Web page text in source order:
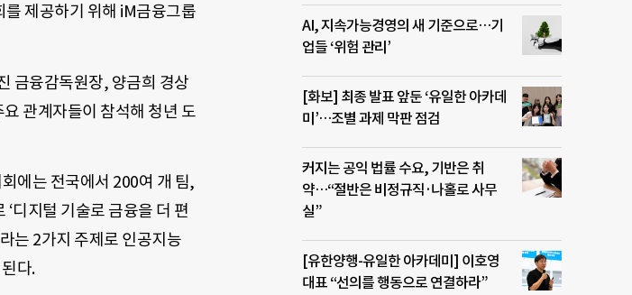
제공하기 위해 iM금융그룹
금융감독원장, 양금희 경상
관계자들이 참석해 청년 도
에는 전국에서 200여 개 팀,
디지털 기술로 금융을 더 편
는 2가지 주제로 인공지능
다.
AI, 지속가능경영의 새 기준으로…기
업들 ‘위험 관리’
[화보] 최종 발표 앞둔 ‘유일한 아카데
미’…조별 과제 막판 점검
커지는 공익 법률 수요, 기반은 취
약…“절반은 비정규직·나홀로 사무
실”
[유한양행-유일한 아카데미] 이호영
대표 “선의를 행동으로 연결하라”